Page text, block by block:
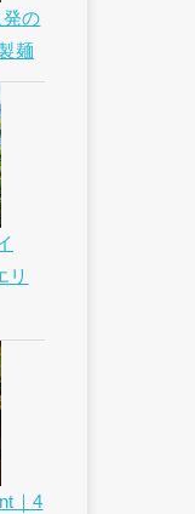
の
麺
リ
｜4